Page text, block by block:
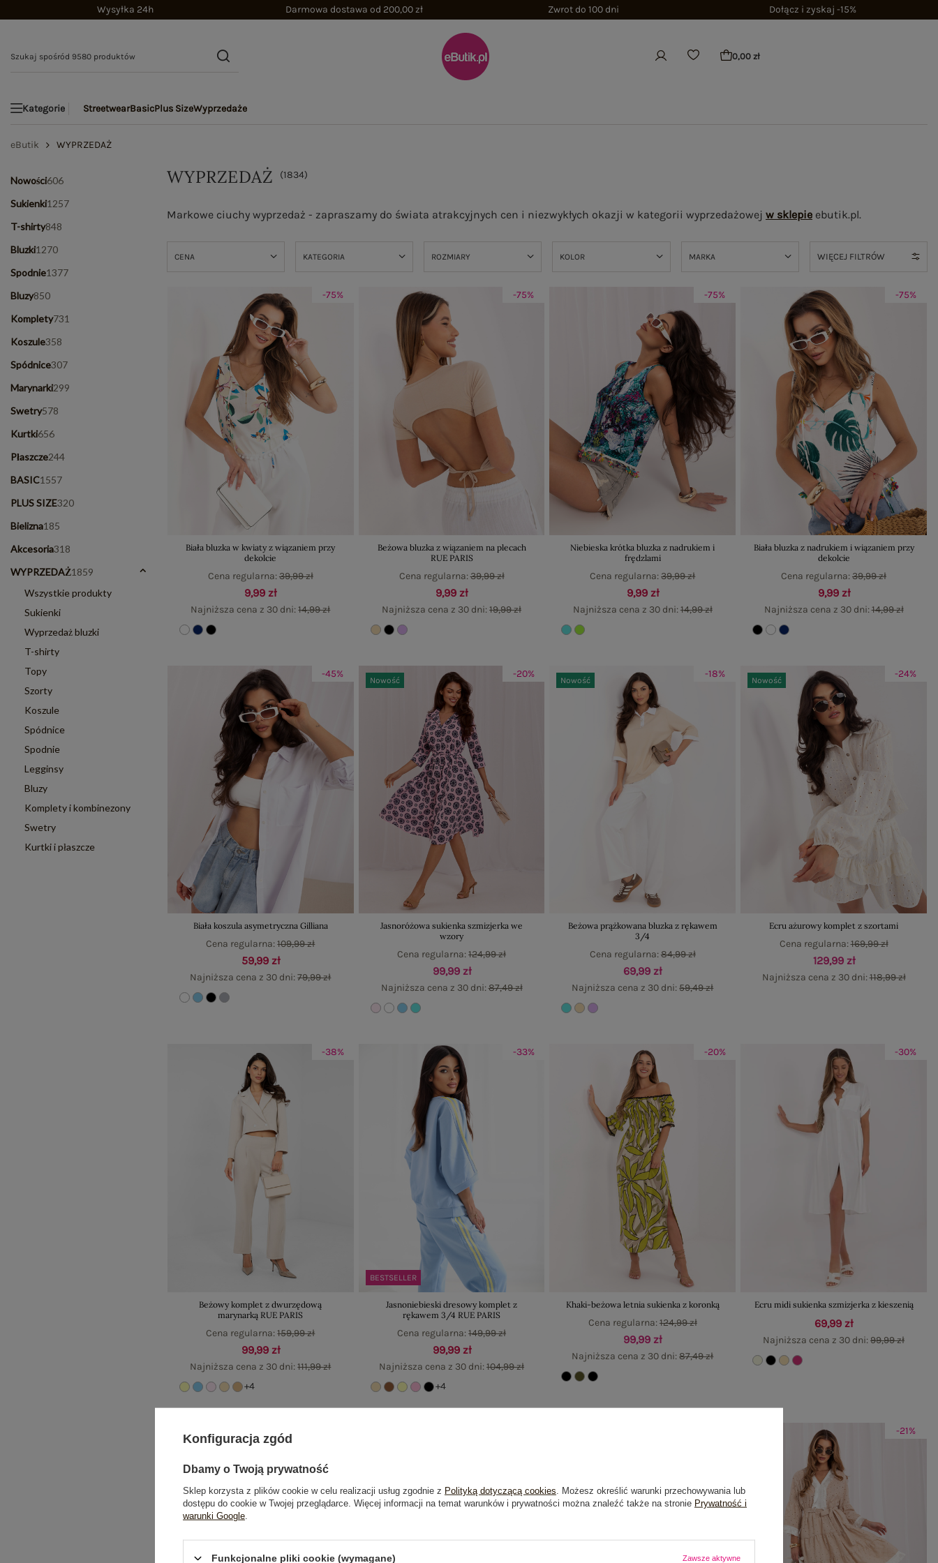
Wysyłka 24h Darmowa dostawa od 200,00 zł Zwrot do 100 dni Dołącz i zyskaj -15%
0,00 zł
Kategorie StreetwearBasicPlus SizeWyprzedaże
eButik WYPRZEDAŻ
Nowości606
Sukienki1257
T-shirty848
Bluzki1270
Spodnie1377
Bluzy850
Komplety731
Koszule358
Spódnice307
Marynarki299
Swetry578
Kurtki656
Płaszcze244
BASIC1557
PLUS SIZE320
Bielizna185
Akcesoria318
WYPRZEDAŻ1859
Wszystkie produkty
Sukienki
Wyprzedaż bluzki
T-shirty
Topy
Szorty
Koszule
Spódnice
Spodnie
Legginsy
Bluzy
Komplety i kombinezony
Swetry
Kurtki i płaszcze
WYPRZEDAŻ (1834)
Markowe ciuchy wyprzedaż - zapraszamy do świata atrakcyjnych cen i niezwykłych okazji w kategorii wyprzedażowej w sklepie ebutik.pl.
CENA KATEGORIA ROZMIARY KOLOR MARKA WIĘCEJ FILTRÓW
-75%
Biała bluzka w kwiaty z wiązaniem przy
dekolcie
9,99 zł
Najniższa cena z 30 dni:14,99 zł
Cena regularna:39,99 zł
-75%
Beżowa bluzka z wiązaniem na plecach
RUE PARIS
9,99 zł
Najniższa cena z 30 dni:19,99 zł
Cena regularna:39,99 zł
-75%
Niebieska krótka bluzka z nadrukiem i
frędzlami
9,99 zł
Najniższa cena z 30 dni:14,99 zł
Cena regularna:39,99 zł
-75%
Biała bluzka z nadrukiem i wiązaniem przy
dekolcie
9,99 zł
Najniższa cena z 30 dni:14,99 zł
Cena regularna:39,99 zł
-45%
Biała koszula asymetryczna Gilliana
59,99 zł
Najniższa cena z 30 dni:79,99 zł
Cena regularna:109,99 zł
Nowość
-20%
Jasnoróżowa sukienka szmizjerka we
wzory
99,99 zł
Najniższa cena z 30 dni:87,49 zł
Cena regularna:124,99 zł
Nowość
-18%
Beżowa prążkowana bluzka z rękawem
3/4
69,99 zł
Najniższa cena z 30 dni:59,49 zł
Cena regularna:84,99 zł
Nowość
-24%
Ecru ażurowy komplet z szortami
129,99 zł
Najniższa cena z 30 dni:118,99 zł
Cena regularna:169,99 zł
-38%
Beżowy komplet z dwurzędową
marynarką RUE PARIS
99,99 zł
Najniższa cena z 30 dni:111,99 zł
Cena regularna:159,99 zł
+4
BESTSELLER
-33%
Jasnoniebieski dresowy komplet z
rękawem 3/4 RUE PARIS
99,99 zł
Najniższa cena z 30 dni:104,99 zł
Cena regularna:149,99 zł
+4
-20%
Khaki-beżowa letnia sukienka z koronką
99,99 zł
Najniższa cena z 30 dni:87,49 zł
Cena regularna:124,99 zł
-30%
Ecru midi sukienka szmizjerka z kieszenią
69,99 zł
Najniższa cena z 30 dni:99,99 zł
-21%
Konfiguracja zgód
Dbamy o Twoją prywatność
Sklep korzysta z plików cookie w celu realizacji usług zgodnie z Polityką dotyczącą cookies . Możesz określić warunki przechowywania lub
dostępu do cookie w Twojej przeglądarce. Więcej informacji na temat warunków i prywatności można znaleźć także na stronie Prywatność i
warunki Google
Funkcjonalne pliki cookie (wymagane) Zawsze aktywne